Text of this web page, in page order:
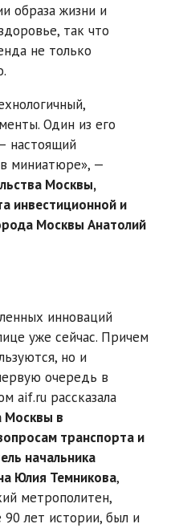
образа жизни и
так что
не только
Один из его
настоящий
миниатюре», —
Москвы,
инвестиционной и
Москвы Анатолий
инноваций
уже сейчас. Причем
но и
очередь в
aif.ru рассказала
Москвы в
транспорта и
начальника
Юлия Темникова,
метрополитен,
лет истории, был и